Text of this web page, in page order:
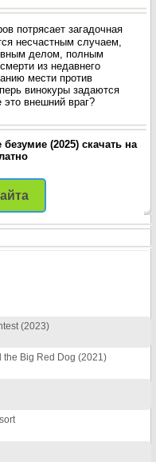
потрясает загадочная
несчастным случаем,
делом, полным
из недавнего
мести против
винокуры задаются
внешний враг?
(2025) скачать на
(2023)
Big Red Dog (2021)